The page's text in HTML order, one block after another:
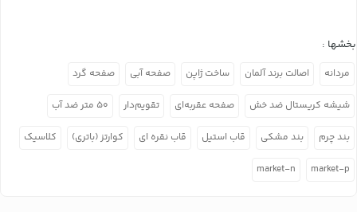
بخشها :
مردانه اصالت برند آلمان ساخت ژاپن صفحه آبی صفحه گرد
شیشه کریستال ضد خش صفحه عقربه‌ای تقویم‌دار ۵۰ متر ضد آب
بند چرم بند مشکی قاب استیل قاب نقره ای کوارتز (باتری) کلاسیک
market-p
market-n